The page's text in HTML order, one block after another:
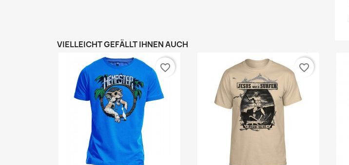
VIELLEICHT GEFÄLLT IHNEN AUCH
favorite_border favorite_border